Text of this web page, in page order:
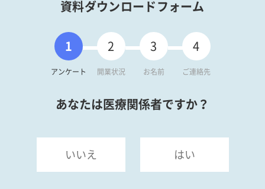
資料ダウンロードフォーム
1
アンケート
2
開業状況
3
お名前
4
ご連絡先
あなたは医療関係者ですか？
いいえ はい